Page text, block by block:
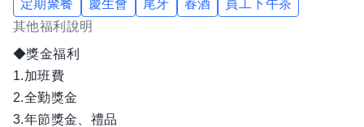
定期聚餐 慶生會 尾牙 春酒
員工下午茶
其他福利說明
◆獎金福利
1.加班費
2.全勤獎金
3.年節獎金、禮品